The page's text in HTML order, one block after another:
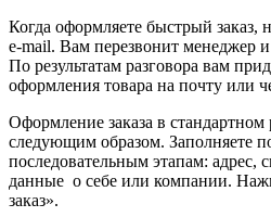
Когда оформляете быстрый
e-mail. Вам перезвонит менеджер и
По результатам разговора вам
оформления товара на почту или
Оформление заказа в
следующим образом. Заполняете
последовательным этапам: адрес,
данные о себе или компании.
заказ».